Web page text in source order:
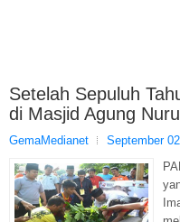
Setelah Sepuluh
di Masjid Agung
GemaMedianet September